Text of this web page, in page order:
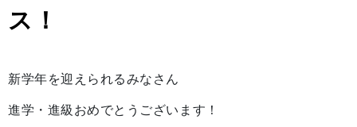
ス！
新学年を迎えられるみなさん
進学・進級おめでとうございます！